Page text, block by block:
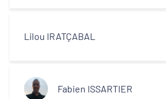
Lilou IRATÇABAL
Fabien ISSARTIER